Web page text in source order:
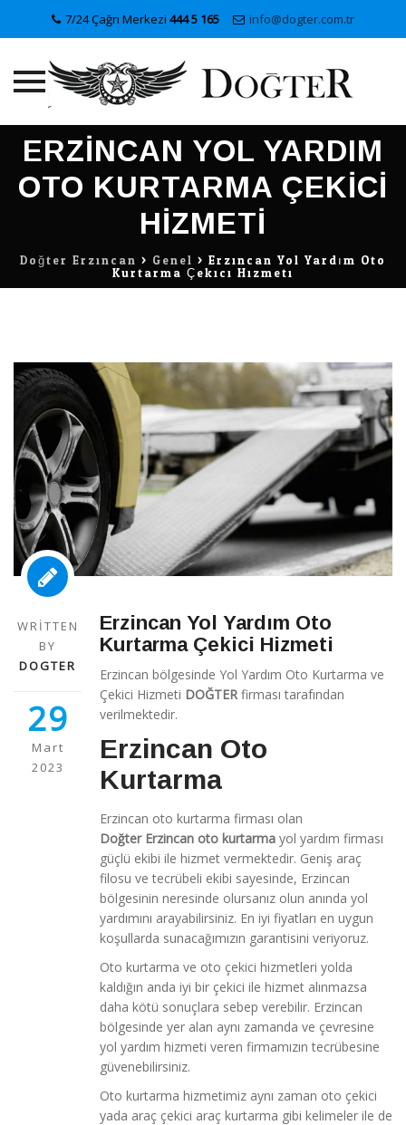
7/24 Çağrı Merkezi 444 5 165 info@dogter.com.tr
content
ERZINCAN YOL YARDIM
OTO KURTARMA ÇEKICI
HIZMETI
Doğter Erzincan > Genel > Erzincan Yol Yardım Oto
Kurtarma Çekici Hizmeti
WRITTEN
BY
DOGTER
29
Mart
2023
Erzincan Yol Yardım Oto
Kurtarma Çekici Hizmeti
Erzincan bölgesinde Yol Yardım Oto Kurtarma ve
Çekici Hizmeti DOĞTER firması tarafından
verilmektedir.
Erzincan Oto
Kurtarma
Erzincan oto kurtarma firması olan
Doğter Erzincan oto kurtarma yol yardım firması
güçlü ekibi ile hizmet vermektedir. Geniş araç
filosu ve tecrübeli ekibi sayesinde, Erzincan
bölgesinin neresinde olursanız olun anında yol
yardımını arayabilirsiniz. En iyi fiyatları en uygun
koşullarda sunacağımızın garantisini veriyoruz.
Oto kurtarma ve oto çekici hizmetleri yolda
kaldığın anda iyi bir çekici ile hizmet alınmazsa
daha kötü sonuçlara sebep verebilir. Erzincan
bölgesinde yer alan aynı zamanda ve çevresine
yol yardım hizmeti veren firmamızın tecrübesine
güvenebilirsiniz.
Oto kurtarma hizmetimiz aynı zaman oto çekici
yada araç çekici araç kurtarma gibi kelimeler ile de